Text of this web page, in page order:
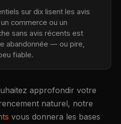
sur dix lisent les avis
commerce ou un
sans avis récents est
abandonnée — ou pire,
fiable.
approfondir votre
naturel, notre
vous donnera les bases